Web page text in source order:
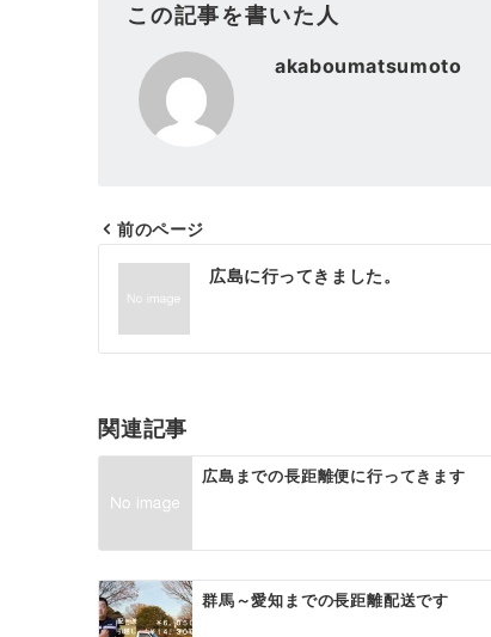
この記事を書いた人
akaboumatsumoto
投
ナ
ゲ
ー
シ
ョ
ン
前のページ
広島に行ってきました。
関連記事
広島までの長距離便に行ってきます
群馬～愛知までの長距離配送です